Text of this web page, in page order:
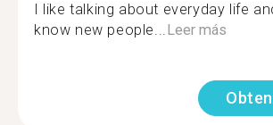
I like talking about everyday life
know new people...Leer más